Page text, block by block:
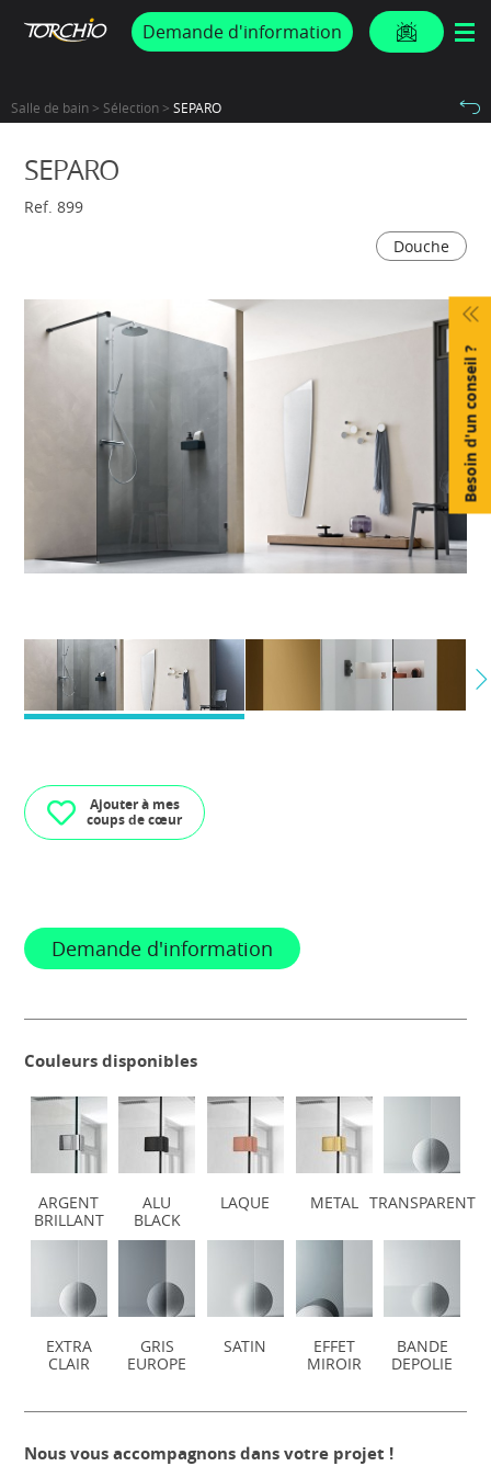
PROMOS & ACTUSDemande d'information
Salle de bain > Sélection > SEPARO
Besoin d'un conseil ?
SEPARO
Ref. 899
Douche
Ajouter à mes
coups de cœur
Demande d'information
Couleurs disponibles
ARGENT
BRILLANT
ALU
BLACK
LAQUE METAL TRANSPARENT
EXTRA
CLAIR
GRIS
EUROPE
SATIN
EFFET
MIROIR
BANDE
DEPOLIE
Nous vous accompagnons dans votre projet !